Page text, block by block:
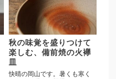
秋の味覚を盛りつけて
楽しむ、備前焼の火襷
皿
快晴の岡山です。暑くも寒く